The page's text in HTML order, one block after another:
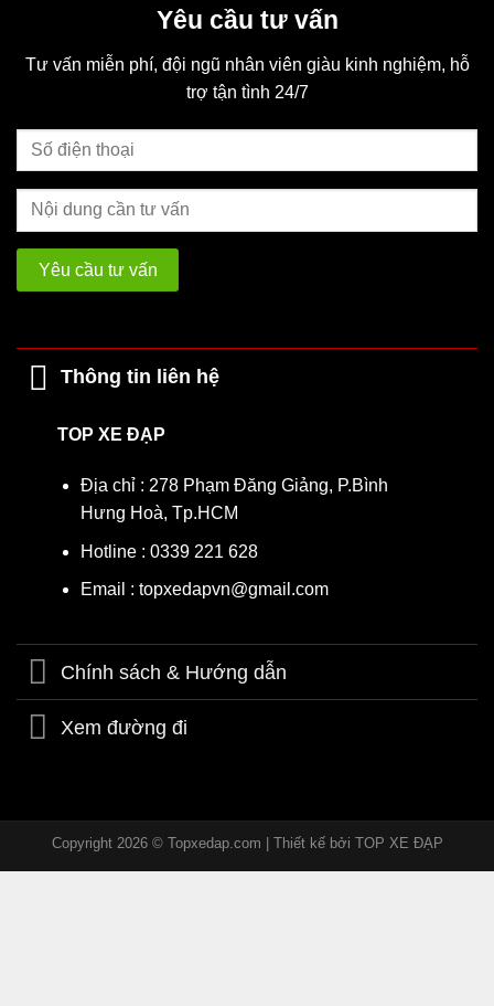
Yêu cầu tư vấn
Tư vấn miễn phí, đội ngũ nhân viên giàu kinh nghiệm, hỗ
trợ tận tình 24/7
Thông tin liên hệ
TOP XE ĐẠP
Địa chỉ : 278 Phạm Đăng Giảng, P.Bình
Hưng Hoà, Tp.HCM
Hotline : 0339 221 628
Email : topxedapvn@gmail.com
Chính sách & Hướng dẫn
Xem đường đi
Copyright 2026 © Topxedap.com | Thiết kế bởi TOP XE ĐẠP